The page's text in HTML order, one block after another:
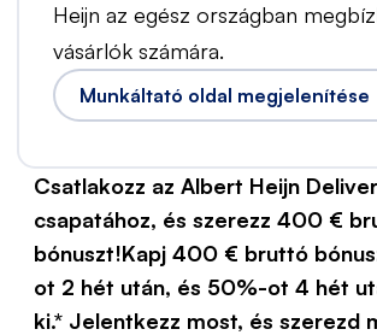
Heijn az egész országban
vásárlók számára.
Munkáltató oldal megjelenítése
Csatlakozz az Albert Heijn
csapatához, és szerezz 400 €
bónuszt!Kapj 400 € bruttó
ot 2 hét után, és 50%-ot 4 hét
ki.* Jelentkezz most, és szerezd